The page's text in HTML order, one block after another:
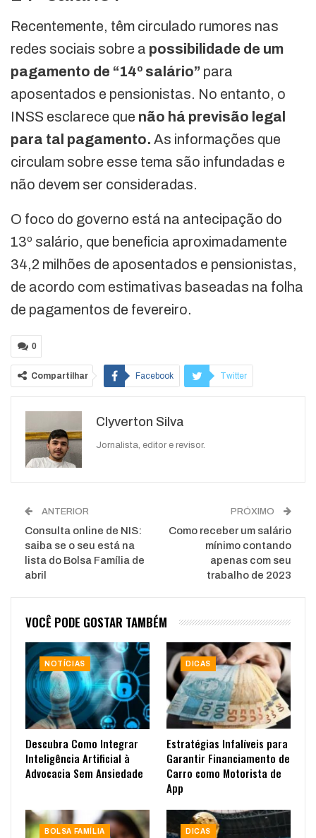
Recentemente, têm circulado rumores nas
redes sociais sobre a possibilidade de um
pagamento de “14º salário” para
aposentados e pensionistas. No entanto, o
INSS esclarece que não há previsão legal
para tal pagamento. As informações que
circulam sobre esse tema são infundadas e
não devem ser consideradas.
O foco do governo está na antecipação do
13º salário, que beneficia aproximadamente
34,2 milhões de aposentados e pensionistas,
de acordo com estimativas baseadas na folha
de pagamentos de fevereiro.
0
Compartilhar Facebook Twitter
WhatsApp
Clyverton Silva
Jornalista, editor e revisor.
ANTERIOR
Consulta online de NIS:
saiba se o seu está na
lista do Bolsa Família de
abril
PRÓXIMO
Como receber um salário
mínimo contando
apenas com seu
trabalho de 2023
VOCÊ PODE GOSTAR TAMBÉM
NOTÍCIAS
Descubra Como Integrar
Inteligência Artificial à
Advocacia Sem Ansiedade
DICAS
Estratégias Infalíveis para
Garantir Financiamento de
Carro como Motorista de
App
BOLSA FAMÍLIA DICAS